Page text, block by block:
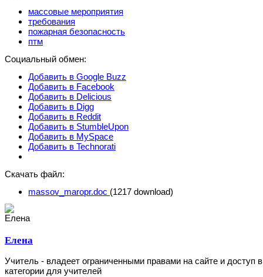
массовые мероприятия
требования
пожарная безопасность
птм
Социальный обмен:
Добавить в Google Buzz
Добавить в Facebook
Добавить в Delicious
Добавить в Digg
Добавить в Reddit
Добавить в StumbleUpon
Добавить в MySpace
Добавить в Technorati
Скачать файл:
massov_maropr.doc (1217 download)
Елена
Учитель - владеет ограниченными правами на сайте и доступ в
категории для учителей